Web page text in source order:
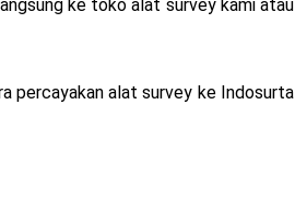
ke toko alat survey kami atau
percayakan alat survey ke Indosurta